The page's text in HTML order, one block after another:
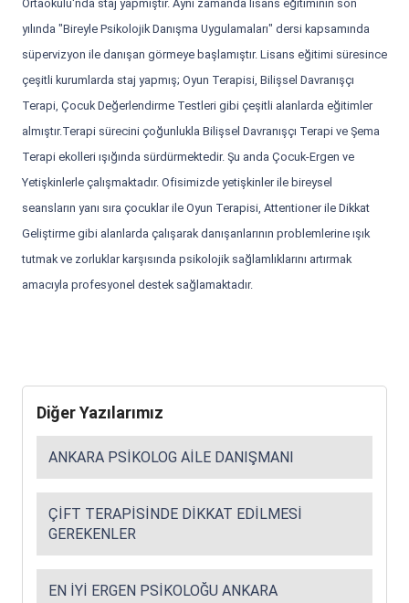
Ortaokulu'nda staj yapmıştır. Aynı zamanda lisans eğitiminin son
yılında "Bireyle Psikolojik Danışma Uygulamaları" dersi kapsamında
süpervizyon ile danışan görmeye başlamıştır. Lisans eğitimi süresince
çeşitli kurumlarda staj yapmış; Oyun Terapisi, Bilişsel Davranışçı
Terapi, Çocuk Değerlendirme Testleri gibi çeşitli alanlarda eğitimler
almıştır.Terapi sürecini çoğunlukla Bilişsel Davranışçı Terapi ve Şema
Terapi ekolleri ışığında sürdürmektedir. Şu anda Çocuk-Ergen ve
Yetişkinlerle çalışmaktadır. Ofisimizde yetişkinler ile bireysel
seansların yanı sıra çocuklar ile Oyun Terapisi, Attentioner ile Dikkat
Geliştirme gibi alanlarda çalışarak danışanlarının problemlerine ışık
tutmak ve zorluklar karşısında psikolojik sağlamlıklarını artırmak
amacıyla profesyonel destek sağlamaktadır.
Diğer Yazılarımız
ANKARA PSIKOLOG AILE DANIŞMANI
ÇIFT TERAPISINDE DIKKAT EDILMESI
GEREKENLER
EN İYI ERGEN PSIKOLOĞU ANKARA